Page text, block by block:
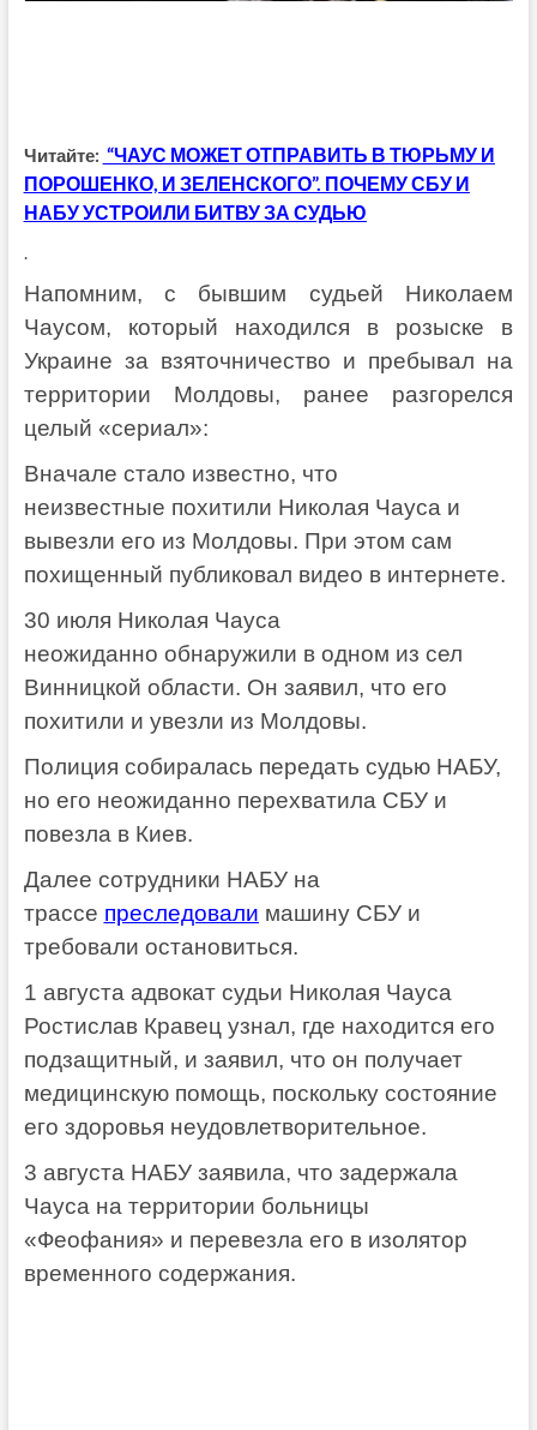
Читайте: “ЧАУС МОЖЕТ ОТПРАВИТЬ В ТЮРЬМУ И
ПОРОШЕНКО, И ЗЕЛЕНСКОГО”. ПОЧЕМУ СБУ И
НАБУ УСТРОИЛИ БИТВУ ЗА СУДЬЮ
.
Напомним, с бывшим судьей Николаем
Чаусом, который находился в розыске в
Украине за взяточничество и пребывал на
территории Молдовы, ранее разгорелся
целый «сериал»:
Вначале стало известно, что
неизвестные похитили Николая Чауса и
вывезли его из Молдовы. При этом сам
похищенный публиковал видео в интернете.
30 июля Николая Чауса
неожиданно обнаружили в одном из сел
Винницкой области. Он заявил, что его
похитили и увезли из Молдовы.
Полиция собиралась передать судью НАБУ,
но его неожиданно перехватила СБУ и
повезла в Киев.
Далее сотрудники НАБУ на
трассе преследовали машину СБУ и
требовали остановиться.
1 августа адвокат судьи Николая Чауса
Ростислав Кравец узнал, где находится его
подзащитный, и заявил, что он получает
медицинскую помощь, поскольку состояние
его здоровья неудовлетворительное.
3 августа НАБУ заявила, что задержала
Чауса на территории больницы
«Феофания» и перевезла его в изолятор
временного содержания.